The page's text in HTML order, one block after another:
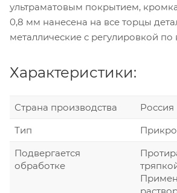
ультраматовым покрытием,
0,8 мм нанесена на все торцы
металлические с регулировкой по
Характеристики:
Страна производства
Россия
Тип
Подвергается
обработке